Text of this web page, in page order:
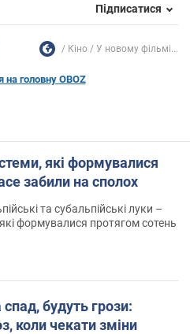
Підписатися
Кіно У новому фільмі...
на головну OBOZ
які формувалися
забили на сполох
та субальпійські луки –
протягом сотень
спад, будуть грози:
коли чекати зміни